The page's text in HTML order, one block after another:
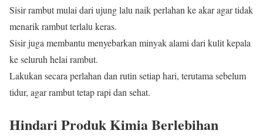
Sisir rambut mulai dari ujung lalu naik perlahan ke akar agar tidak
menarik rambut terlalu keras.
Sisir juga membantu menyebarkan minyak alami dari kulit kepala
ke seluruh helai rambut.
Lakukan secara perlahan dan rutin setiap hari, terutama sebelum
tidur, agar rambut tetap rapi dan sehat.
Hindari Produk Kimia Berlebihan